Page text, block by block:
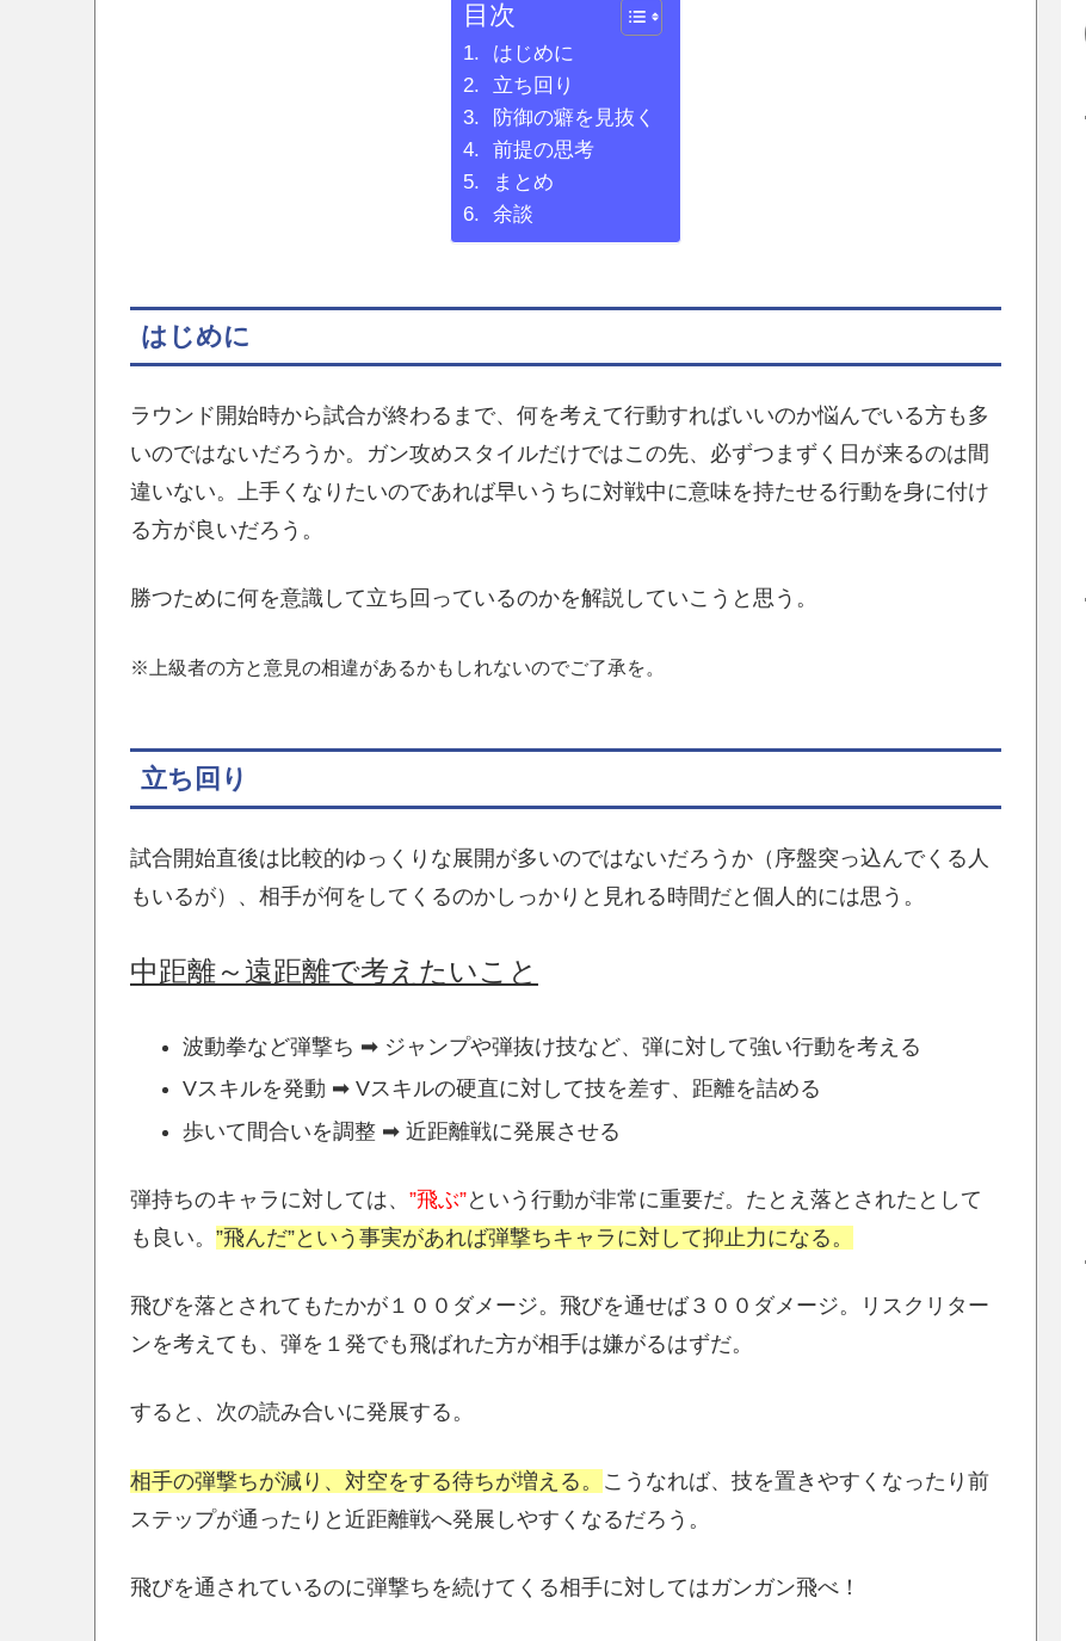
目次
はじめに
立ち回り
防御の癖を見抜く
前提の思考
まとめ
余談
はじめに
ラウンド開始時から試合が終わるまで、何を考えて行動すればいいのか悩んでいる方も多
いのではないだろうか。ガン攻めスタイルだけではこの先、必ずつまずく日が来るのは間
違いない。上手くなりたいのであれば早いうちに対戦中に意味を持たせる行動を身に付け
る方が良いだろう。
勝つために何を意識して立ち回っているのかを解説していこうと思う。
※上級者の方と意見の相違があるかもしれないのでご了承を。
立ち回り
試合開始直後は比較的ゆっくりな展開が多いのではないだろうか（序盤突っ込んでくる人
もいるが）、相手が何をしてくるのかしっかりと見れる時間だと個人的には思う。
中距離～遠距離で考えたいこと
波動拳など弾撃ち ➡ ジャンプや弾抜け技など、弾に対して強い行動を考える
Vスキルを発動 ➡ Vスキルの硬直に対して技を差す、距離を詰める
歩いて間合いを調整 ➡ 近距離戦に発展させる
弾持ちのキャラに対しては、 ”飛ぶ”という行動が非常に重要だ。たとえ落とされたとして
も良い。 ”飛んだ”という事実があれば弾撃ちキャラに対して抑止力になる。
飛びを落とされてもたかが１００ダメージ。飛びを通せば３００ダメージ。リスクリター
ンを考えても、弾を１発でも飛ばれた方が相手は嫌がるはずだ。
すると、次の読み合いに発展する。
相手の弾撃ちが減り、対空をする待ちが増える。 こうなれば、技を置きやすくなったり前
ステップが通ったりと近距離戦へ発展しやすくなるだろう。
飛びを通されているのに弾撃ちを続けてくる相手に対してはガンガン飛べ！